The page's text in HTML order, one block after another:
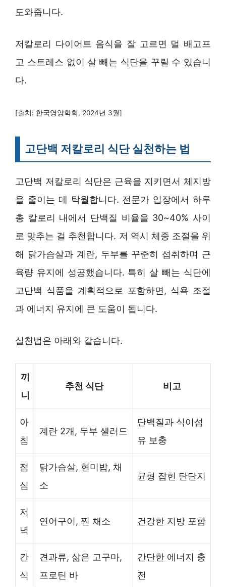
도와줍니다.
저칼로리 다이어트 음식을 잘 고르면 덜 배고프
고 스트레스 없이 살 빼는 식단을 꾸릴 수 있습니
다.
[출처: 한국영양학회, 2024년 3월]
고단백 저칼로리 식단 실천하는 법
고단백 저칼로리 식단은 근육을 지키면서 체지방
을 줄이는 데 탁월합니다. 전문가 입장에서 하루
총 칼로리 내에서 단백질 비율을 30~40% 사이
로 맞추는 걸 추천합니다. 저 역시 체중 조절을 위
해 닭가슴살과 계란, 두부를 꾸준히 섭취하며 근
육량 유지에 성공했습니다. 특히 살 빼는 식단에
고단백 식품을 계획적으로 포함하면, 식욕 조절
과 에너지 유지에 큰 도움이 됩니다.
실천법은 아래와 같습니다.
끼
니
추천 식단 비고
아
침
계란 2개, 두부 샐러드
단백질과 식이섬
유 보충
점
심
닭가슴살, 현미밥, 채
소
균형 잡힌 탄단지
저
녁
연어구이, 찐 채소 건강한 지방 포함
간
식
견과류, 삶은 고구마,
프로틴 바
간단한 에너지 충
전